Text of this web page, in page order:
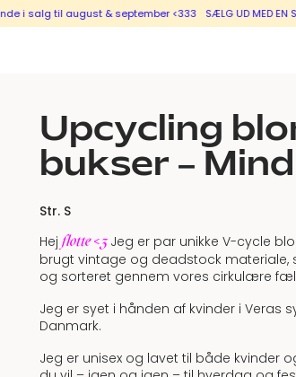
til august & september <333 SÆLG UD MED EN
Upcycling
bukser –
Str. S
Hej flotte <3 Jeg er par unikke V-cycle
brugt vintage og deadstock materiale,
og sorteret gennem vores cirkulære
Jeg er syet i hånden af kvinder i Veras
Danmark.
Jeg er unisex og lavet til både kvinder